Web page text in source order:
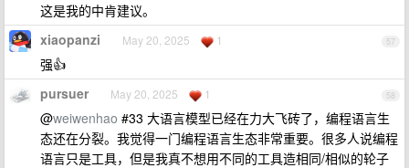
这是我的中肯建议。
57
xiaopanzi May 20, 2025 1
强👍
58
pursuer May 20, 2025 1
@weiwenhao #33 大语言模型已经在力大飞砖了，编程语言生
态还在分裂。我觉得一门编程语言生态非常重要。很多人说编程
语言只是工具，但是我真不想用不同的工具造相同/相似的轮子